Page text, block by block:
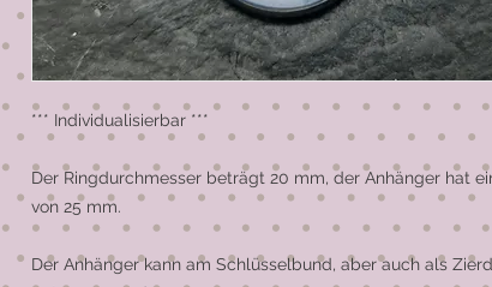
*** Individualisierbar ***
Der Ringdurchmesser beträgt 20 mm, der Anhänger hat
von 25 mm.
Der Anhänger kann am Schlüsselbund, aber auch als